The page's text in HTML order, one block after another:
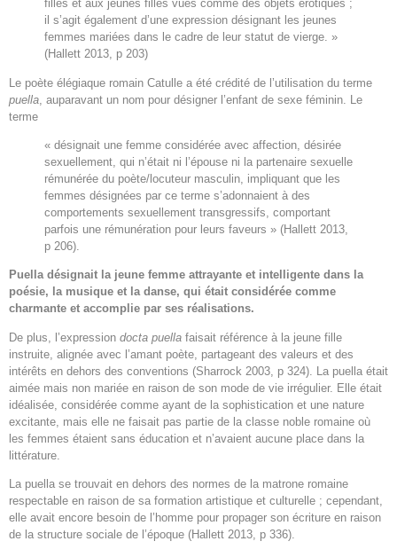
filles et aux jeunes filles vues comme des objets érotiques ;
il s’agit également d’une expression désignant les jeunes
femmes mariées dans le cadre de leur statut de vierge. »
(Hallett 2013, p 203)
Le poète élégiaque romain Catulle a été crédité de l’utilisation du terme
puella , auparavant un nom pour désigner l’enfant de sexe féminin. Le
terme
« désignait une femme considérée avec affection, désirée
sexuellement, qui n’était ni l’épouse ni la partenaire sexuelle
rémunérée du poète/locuteur masculin, impliquant que les
femmes désignées par ce terme s’adonnaient à des
comportements sexuellement transgressifs, comportant
parfois une rémunération pour leurs faveurs » (Hallett 2013,
p 206).
Puella désignait la jeune femme attrayante et intelligente dans la
poésie, la musique et la danse, qui était considérée comme
charmante et accomplie par ses réalisations.
De plus, l’expression docta puella faisait référence à la jeune fille
instruite, alignée avec l’amant poète, partageant des valeurs et des
intérêts en dehors des conventions (Sharrock 2003, p 324). La puella était
aimée mais non mariée en raison de son mode de vie irrégulier. Elle était
idéalisée, considérée comme ayant de la sophistication et une nature
excitante, mais elle ne faisait pas partie de la classe noble romaine où
les femmes étaient sans éducation et n’avaient aucune place dans la
littérature.
La puella se trouvait en dehors des normes de la matrone romaine
respectable en raison de sa formation artistique et culturelle ; cependant,
elle avait encore besoin de l’homme pour propager son écriture en raison
de la structure sociale de l’époque (Hallett 2013, p 336).